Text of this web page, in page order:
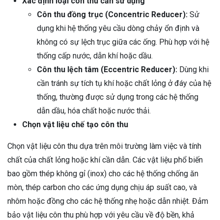
Côn thu đồng trục (Concentric Reducer): Sử
dụng khi hệ thống yêu cầu dòng chảy ổn định và
không có sự lệch trục giữa các ống. Phù hợp với hệ
thống cấp nước, dẫn khí hoặc dầu.
Côn thu lệch tâm (Eccentric Reducer): Dùng khi
cần tránh sự tích tụ khí hoặc chất lỏng ở đáy của hệ
thống, thường được sử dụng trong các hệ thống
dẫn dầu, hóa chất hoặc nước thải.
Chọn vật liệu chế tạo côn thu
Chọn vật liệu côn thu dựa trên môi trường làm việc và tính
chất của chất lỏng hoặc khí cần dẫn. Các vật liệu phổ biến
bao gồm thép không gỉ (inox) cho các hệ thống chống ăn
mòn, thép carbon cho các ứng dụng chịu áp suất cao, và
nhôm hoặc đồng cho các hệ thống nhẹ hoặc dẫn nhiệt. Đảm
bảo vật liệu côn thu phù hợp với yêu cầu về độ bền, khả